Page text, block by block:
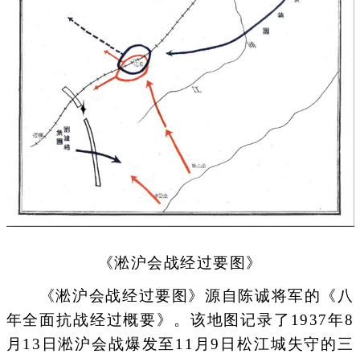
《淞沪会战经过要图》
《淞沪会战经过要图》源自陈诚将军的《八
年全面抗战经过概要》。该地图记录了1937年8
月13日淞沪会战爆发至11月9日松江城失守的三